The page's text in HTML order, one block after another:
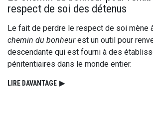
respect de soi des détenus
Le fait de perdre le respect de soi mène
chemin du bonheurest un outil pour
descendante qui est fourni à des
pénitentiaires dans le monde entier.
LIRE DAVANTAGE ▶